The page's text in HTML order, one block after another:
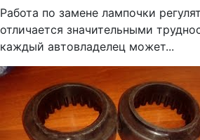
Работа по замене лампочки
отличается значительными
каждый автовладелец может...